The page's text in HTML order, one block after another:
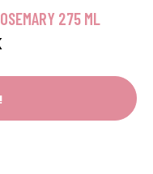
275 ML